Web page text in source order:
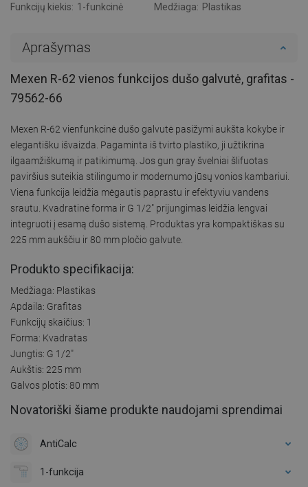
Funkcijų kiekis: 1-funkcinė Medžiaga: Plastikas
Aprašymas
Mexen R-62 vienos funkcijos dušo galvutė, grafitas -
79562-66
Mexen R-62 vienfunkcinė dušo galvutė pasižymi aukšta kokybe ir
elegantišku išvaizda. Pagaminta iš tvirto plastiko, ji užtikrina
ilgaamžiškumą ir patikimumą. Jos gun gray švelniai šlifuotas
paviršius suteikia stilingumo ir modernumo jūsų vonios kambariui.
Viena funkcija leidžia mėgautis paprastu ir efektyviu vandens
srautu. Kvadratinė forma ir G 1/2" prijungimas leidžia lengvai
integruoti į esamą dušo sistemą. Produktas yra kompaktiškas su
225 mm aukščiu ir 80 mm pločio galvute.
Produkto specifikacija:
Medžiaga: Plastikas
Apdaila: Grafitas
Funkcijų skaičius: 1
Forma: Kvadratas
Jungtis: G 1/2"
Aukštis: 225 mm
Galvos plotis: 80 mm
Novatoriški šiame produkte naudojami sprendimai
AntiCalc
1-funkcija